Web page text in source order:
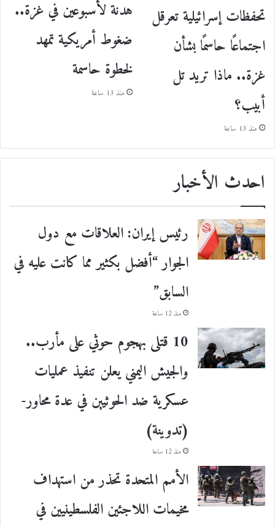
تحفظات إسرائيلية تعرقل
اجتماعًا حاسمًا بشأن
غزة.. ماذا تريد تل
أبيب؟
منذ 13 ساعة
هدنة لأسبوعين في غزة..
ضغوط أمريكية تمهد
لخطوة حاسمة
منذ 13 ساعة
احدث الأخبار
رئيس إيران: العلاقات مع دول
الجوار “أفضل بكثير مما كانت عليه في
السابق”
منذ 12 ساعة
10 قتلى بهجوم حوثي على مأرب..
والجيش اليمني يعلن تنفيذ عمليات
عسكرية ضد الحوثيين في عدة محاور-
(تدوينة)
منذ 12 ساعة
الأمم المتحدة تحذر من استهداف
مخيمات اللاجئين الفلسطينيين في